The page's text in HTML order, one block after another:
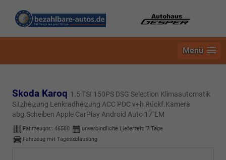
Menü
Skoda Karoq 1.5 TSI 150PS DSG Selection Klimaautomatik
Sitzheizung Lenkradheizung ACC PDC v+h Rückf.Kamera
abg.Scheiben Apple CarPlay Android Auto 17"LM
Fahrzeugnr.: 46580 unverbindliche Lieferzeit: 7 Tage
Fahrzeug mit Tageszulassung